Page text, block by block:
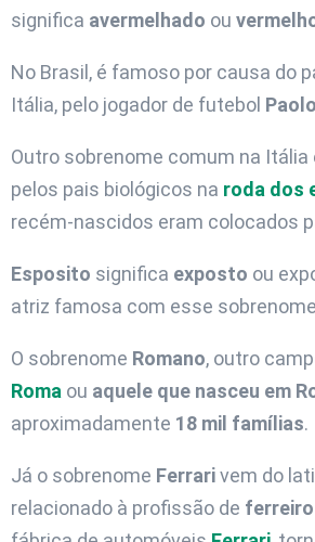
significa avermelhado ou
No Brasil, é famoso por causa do
Itália, pelo jogador de futebol
Outro sobrenome comum na Itália
pelos pais biológicos na roda dos
recém-nascidos eram colocados
Esposito significa exposto ou
atriz famosa com esse
O sobrenome Romano, outro
Roma ou aquele que nasceu em
aproximadamente 18 mil famílias.
Já o sobrenome Ferrarivem do
relacionado à profissão de ferreiro